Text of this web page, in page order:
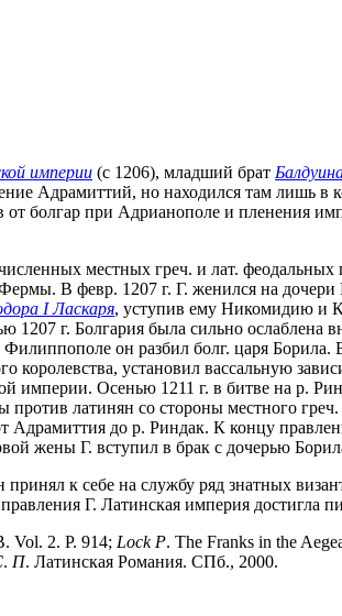
империи (с 1206), младший брат
Адрамиттий, но находился там лишь в
болгар при Адрианополе и пленения
местных греч. и лат.
В февр. 1207 г. Г. женился на
I Ласкаря, уступив ему Никомидию и
г. Болгария была сильно ослаблена
он разбил болг. царя Борила.
установил вассальную
империи. Осенью 1211 г. в битве на р.
латинян со стороны местного
до р. Риндак. К концу
жены Г. вступил в брак с дочерью
к себе на службу ряд знатных
Г. Латинская империя достигла
Vol. 2. P. 914; Lock P. The Franks in the
. П. Латинская Романия. СПб., 2000.